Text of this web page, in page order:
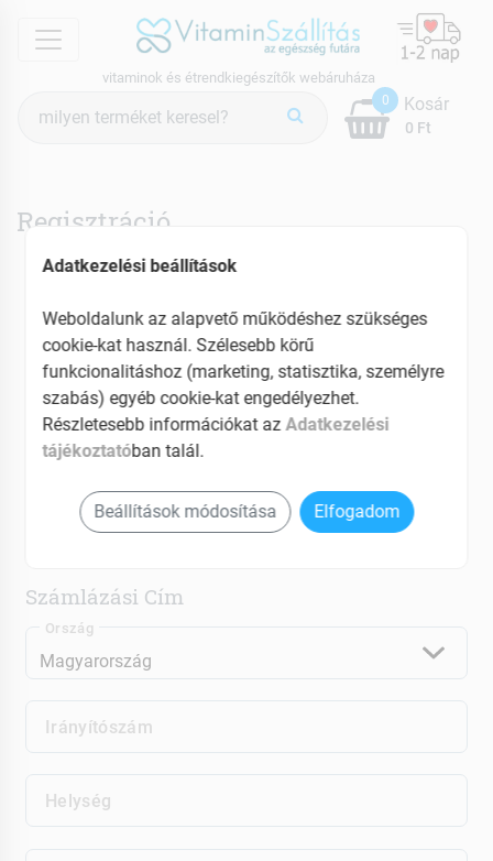
menu
vitaminok és étrendkiegészítők webáruháza
keresés
0
0 Ft
Kosár
Regisztráció
Személyes adatok
Vezetéknév Keresztnév
E-mail
Telefon
Ez egy céges fiók
Számlázási Cím
Ország
Irányítószám
Helység
Adatkezelési beállítások
Weboldalunk az alapvető működéshez szükséges
cookie-kat használ. Szélesebb körű
funkcionalitáshoz (marketing, statisztika, személyre
szabás) egyéb cookie-kat engedélyezhet.
Részletesebb információkat azAdatkezelési
tájékoztatóban talál.
Beállítások módosítása Elfogadom